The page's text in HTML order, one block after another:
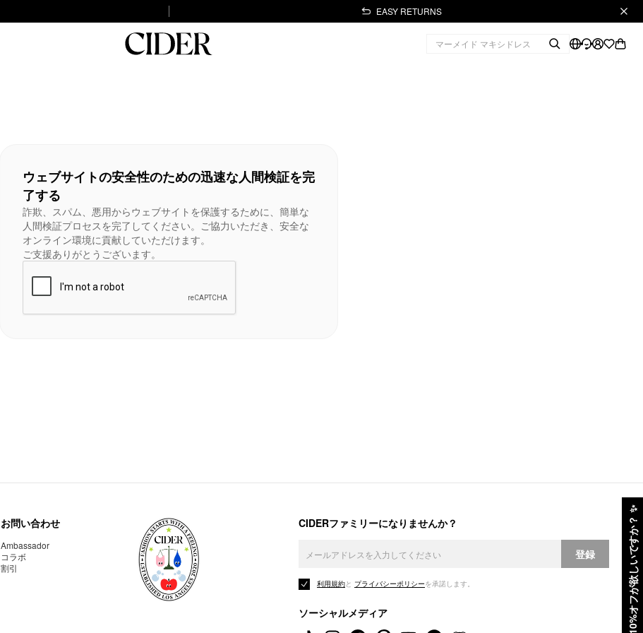
EASY RETURNS
10%オフが欲しいですか？
✨
ウェブサイトの安全性のための迅速な人間検証を完
了する
詐欺、スパム、悪用からウェブサイトを保護するために、簡単な
人間検証プロセスを完了してください。ご協力いただき、安全な
オンライン環境に貢献していただけます。
ご支援ありがとうございます。
お問い合わせ
Ambassador
コラボ
割引
CIDERファミリーになりませんか？
登録
利用規約と プライバシーポリシーを承諾します。
ソーシャルメディア